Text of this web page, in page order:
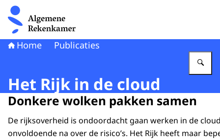
Naar de homepage van Algemene Rekenkamer
Home Publicaties
Het Rijk in de cloud
Donkere wolken pakken samen
De rijksoverheid is ondoordacht gaan werken in de
onvoldoende na over de risico’s. Het Rijk heeft maar